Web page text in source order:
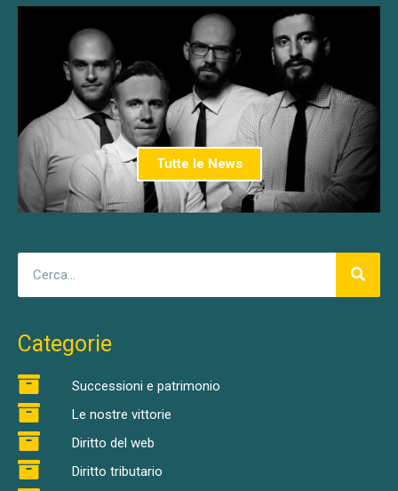
Tutte le News
Categorie
Successioni e patrimonio
Le nostre vittorie
Diritto del web
Diritto tributario